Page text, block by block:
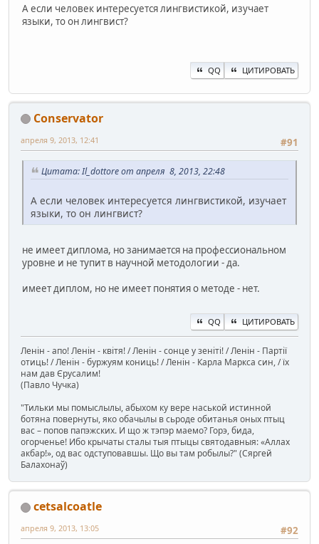
А если человек интересуется лингвистикой, изучает
языки, то он лингвист?
QQ ЦИТИРОВАТЬ
Conservator
#91
апреля 9, 2013, 12:41
Цитата: Il_dottore от апреля 8, 2013, 22:48
А если человек интересуется лингвистикой, изучает
языки, то он лингвист?
не имеет диплома, но занимается на профессиональном
уровне и не тупит в научной методологии - да.
имеет диплом, но не имеет понятия о методе - нет.
QQ ЦИТИРОВАТЬ
Ленін - апо! Ленін - квітя! / Ленін - сонце у зеніті! / Ленін - Партії
отиць! / Ленін - буржуям кониць! / Ленін - Карла Маркса син, / їх
нам дав Єрусалим!
(Павло Чучка)
"Тильки мы помыслылы, абыхом ку вере наськой истинной
ботяна повернуты, яко обачылы в сьроде обитанья оных птыц
вас – попов папэжских. И що ж тэпэр маемо? Горэ, бида,
огорченье! Ибо крычаты сталы тыя птыцы святодавныя: «Аллах
акбар!», од вас одступовавшы. Що вы там робылы?" (Сяргей
Балахонаў)
cetsalcoatle
#92
апреля 9, 2013, 13:05